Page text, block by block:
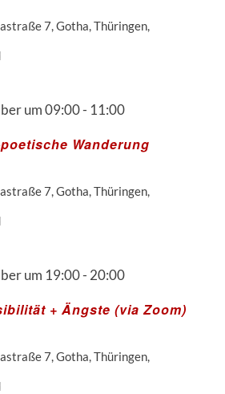
7, Gotha, Thüringen,
Wanderung
um 09:00- 11:00
7, Gotha, Thüringen,
+ Ängste (via Zoom)
um 19:00- 20:00
7, Gotha, Thüringen,